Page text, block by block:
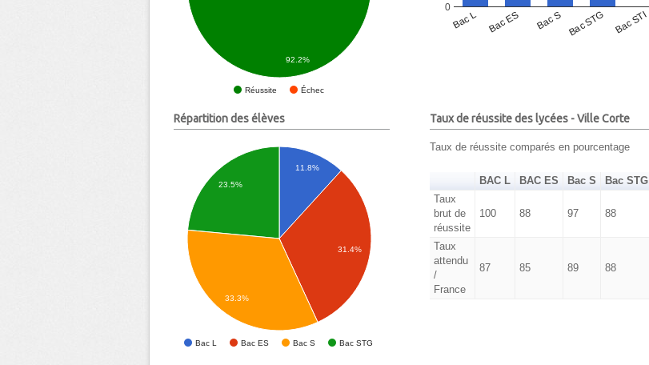
Réussite Échec
92.2%
Bac L Bac ES Bac S Bac STG Bac STI
0
Répartition des élèves
Bac L Bac ES Bac S Bac STG
11.8%
31.4%
23.5%
33.3%
Taux de réussite des lycées - Ville Corte
Taux de réussite comparés en pourcentage
BAC L BAC ES Bac S Bac STG
Taux
brut de
réussite
100 88 97 88
Taux
attendu
/
France
87 85 89 88